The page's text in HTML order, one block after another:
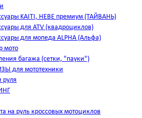
KAITI, HEBE премиум (ТАЙВАНЬ)
для ATV (квадроциклов)
для мопеда ALPHA (Альфа)
мото
багажа (сетки, "пауки")
для мототехники
руля
на руль кроссовых мотоциклов